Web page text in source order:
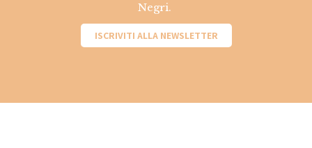
Negri.
ISCRIVITI ALLA NEWSLETTER